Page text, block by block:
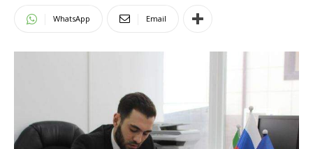
WhatsApp Email